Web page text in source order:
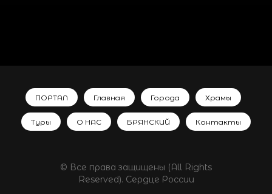
ПОРТАЛ Главная Города Храмы
Туры О НАС БРЯНСКИЙ Контакты
© Все права защищены (All Rights
Reserved). Сердце России